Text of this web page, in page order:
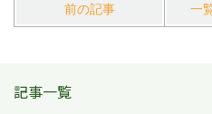
前の記事 一
記事一覧